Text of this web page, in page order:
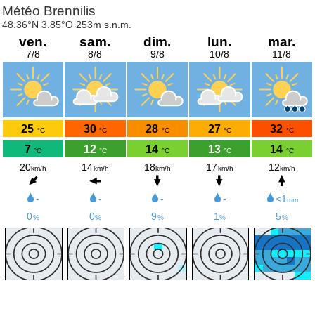
Météo Brennilis
48.36°N 3.85°O 253m s.n.m.
ven.
7/8
25 °C
7 °C
20km/h
-
0%
sam.
8/8
30 °C
12 °C
14km/h
-
0%
dim.
9/8
28 °C
14 °C
18km/h
-
9%
lun.
10/8
27 °C
13 °C
17km/h
-
1%
mar.
11/8
32 °C
14 °C
12km/h
<1mm
5%